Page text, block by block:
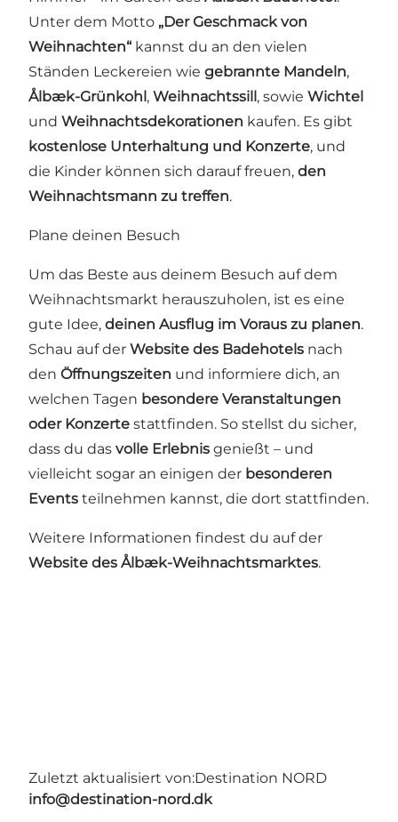
Unter dem Motto „Der Geschmack von
Weihnachten“ kannst du an den vielen
Ständen Leckereien wie gebrannte Mandeln,
Ålbæk-Grünkohl , Weihnachtssill , sowie Wichtel
und Weihnachtsdekorationen kaufen. Es gibt
kostenlose Unterhaltung und Konzerte, und
die Kinder können sich darauf freuen, den
Weihnachtsmann zu treffen.
Plane deinen Besuch
Um das Beste aus deinem Besuch auf dem
Weihnachtsmarkt herauszuholen, ist es eine
gute Idee, deinen Ausflug im Voraus zu planen.
Schau auf der Website des Badehotels nach
den Öffnungszeiten und informiere dich, an
welchen Tagen besondere Veranstaltungen
oder Konzerte stattfinden. So stellst du sicher,
dass du das volle Erlebnis genießt – und
vielleicht sogar an einigen der besonderen
Events teilnehmen kannst, die dort stattfinden.
Weitere Informationen findest du auf der
Website des Ålbæk-Weihnachtsmarktes.
Zuletzt aktualisiert von:Destination NORD
info@destination-nord.dk